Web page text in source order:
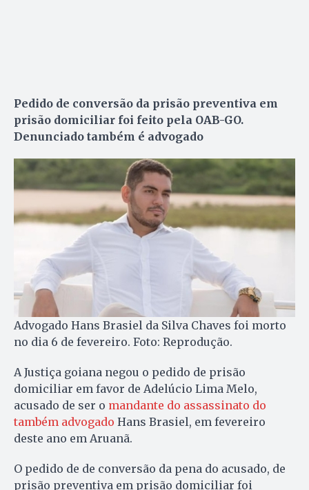
Pedido de conversão da prisão preventiva em
prisão domiciliar foi feito pela OAB-GO.
Denunciado também é advogado
Advogado Hans Brasiel da Silva Chaves foi morto
no dia 6 de fevereiro. Foto: Reprodução.
A Justiça goiana negou o pedido de prisão
domiciliar em favor de Adelúcio Lima Melo,
acusado de ser o mandante do assassinato do
também advogado Hans Brasiel, em fevereiro
deste ano em Aruanã.
O pedido de de conversão da pena do acusado, de
prisão preventiva em prisão domiciliar foi